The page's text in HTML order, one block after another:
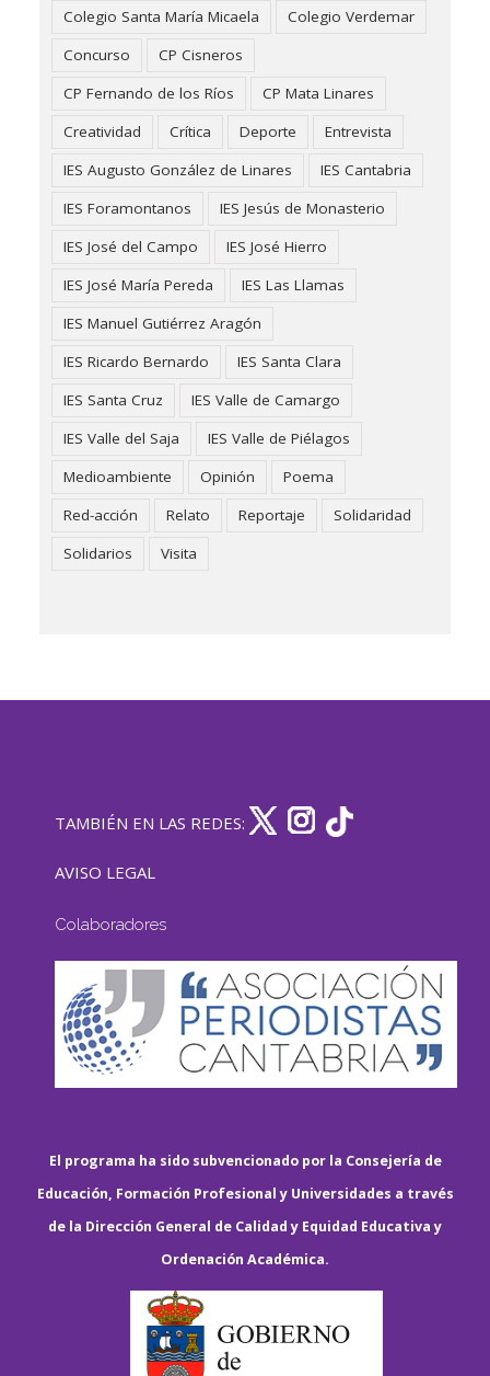
Colegio Santa María Micaela
Colegio Verdemar
Concurso
CP Cisneros
CP Fernando de los Ríos
CP Mata Linares
Creatividad
Crítica Deporte
Entrevista
IES Augusto González de Linares
IES Cantabria
IES Foramontanos
IES Jesús de Monasterio
IES José del Campo
IES José Hierro
IES José María Pereda
IES Las Llamas
IES Manuel Gutiérrez Aragón
IES Ricardo Bernardo
IES Santa Clara
IES Santa Cruz
IES Valle de Camargo
IES Valle del Saja
IES Valle de Piélagos
Medioambiente
Opinión
Poema
Red-acción
Relato Reportaje
Solidaridad
Solidarios
Visita
TAMBIÉN EN LAS REDES:
AVISO LEGAL
Colaboradores
El programa ha sido subvencionado por la Consejería de
Educación, Formación Profesional y Universidades a través
de la Dirección General de Calidad y Equidad Educativa y
Ordenación Académica.